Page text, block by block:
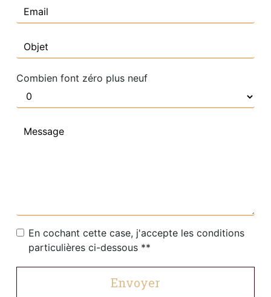
Combien font zéro plus neuf
En cochant cette case, j'accepte les conditions
particulières ci-dessous **
Envoyer